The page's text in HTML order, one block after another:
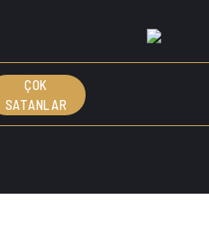
ÇOK
SATANLAR